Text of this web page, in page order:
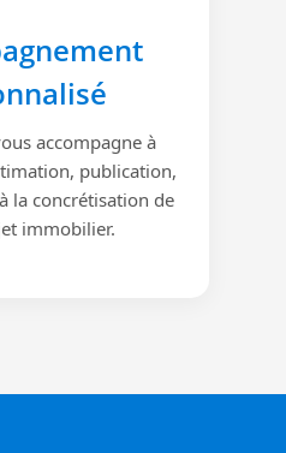
accompagne à
publication,
la concrétisation de
immobilier.